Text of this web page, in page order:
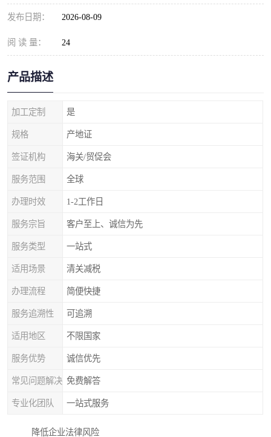
发布日期： 2026-08-09
阅 读 量： 24
产品描述
加工定制 是
规格 产地证
签证机构 海关/贸促会
服务范围 全球
办理时效 1-2工作日
服务宗旨 客户至上、诚信为先
服务类型 一站式
适用场景 清关减税
办理流程 简便快捷
服务追溯性 可追溯
适用地区 不限国家
服务优势 诚信优先
常见问题解决 免费解答
专业化团队 一站式服务
降低企业法律风险